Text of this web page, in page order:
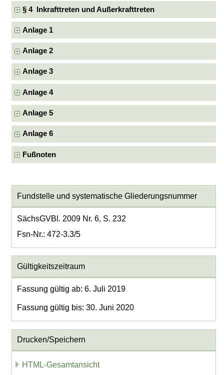
§ 4 Inkrafttreten und Außerkrafttreten
Anlage 1
Anlage 2
Anlage 3
Anlage 4
Anlage 5
Anlage 6
Fußnoten
Fundstelle und systematische Gliederungsnummer
SächsGVBl. 2009 Nr. 6, S. 232
Fsn-Nr.: 472-3.3/5
Gültigkeitszeitraum
Fassung gültig ab: 6. Juli 2019
Fassung gültig bis: 30. Juni 2020
Drucken/Speichern
HTML-Gesamtansicht